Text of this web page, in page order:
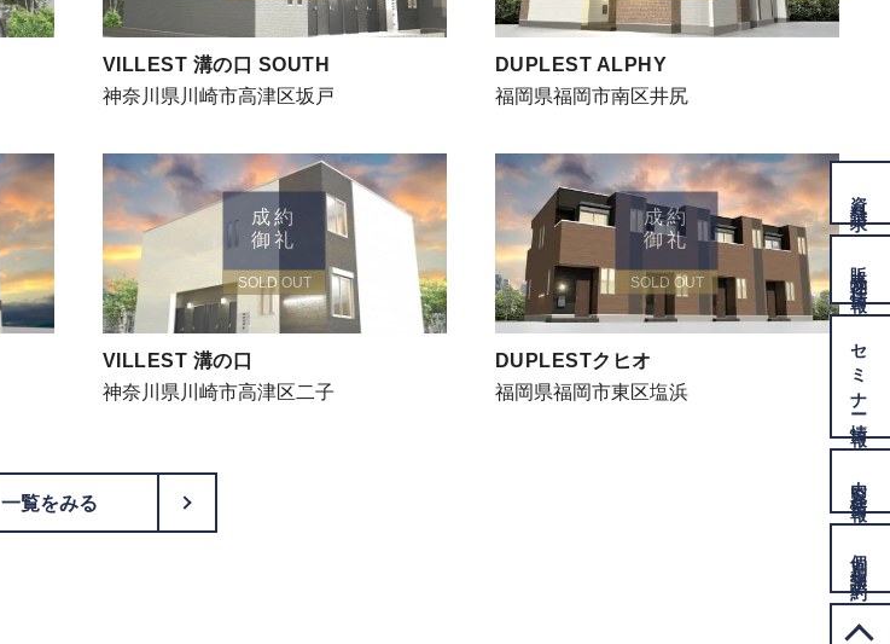
VILLEST 溝の口 SOUTH
神奈川県川崎市高津区坂戸
DUPLEST ALPHY
福岡県福岡市南区井尻
成約
御礼
SOLD OUT
VILLEST 溝の口
神奈川県川崎市高津区二子
成約
御礼
SOLD OUT
​DUPLESTクヒオ
福岡県福岡市東区塩浜
一覧をみる
請求
販売物件
情報
セミナー
情報
情報
個別相談
予約